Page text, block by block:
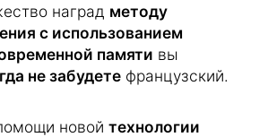
наград методу
с использованием
памяти вы
не забудете французский.
новой технологии